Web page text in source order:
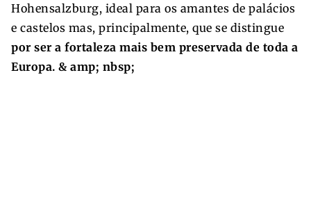
Hohensalzburg, ideal para os amantes de palácios
e castelos mas, principalmente, que se distingue
por ser a fortaleza mais bem preservada de toda a
Europa. & amp; nbsp;